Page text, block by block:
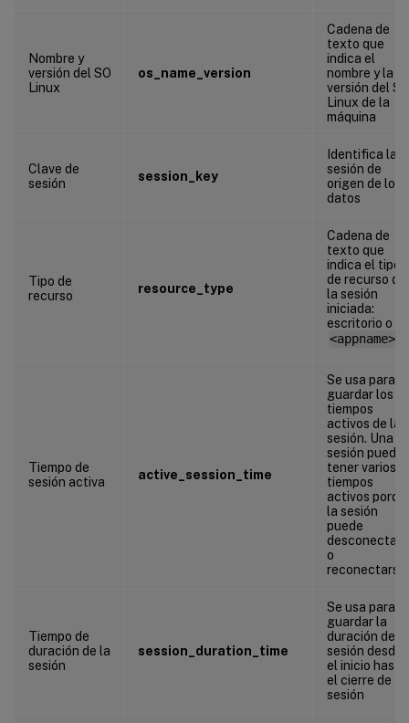
Nombre y
versión del SO
Linux
os_name_version
Cadena de
texto que
indica el
nombre y la
versión del SO
Linux de la
máquina
Clave de
sesión
session_key
Identifica la
sesión de
origen de los
datos
Tipo de
recurso
resource_type
Cadena de
texto que
indica el tipo
de recurso de
la sesión
iniciada:
escritorio o
<appname>
Tiempo de
sesión activa
active_session_time
Se usa para
guardar los
tiempos
activos de la
sesión. Una
sesión puede
tener varios
tiempos
activos
la sesión
puede
o
reconectarse
Tiempo de
duración de la
sesión
session_duration_time
Se usa para
guardar la
duración de la
sesión desde
el inicio hasta
el cierre de
sesión